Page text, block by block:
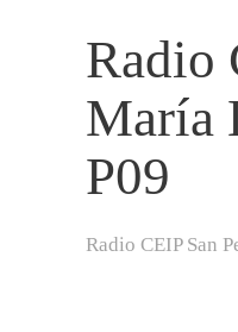
Radio
María
P09
Radio CEIP San